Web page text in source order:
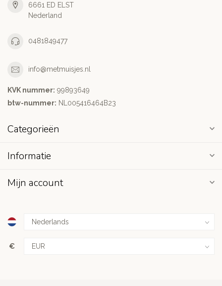
6661 ED ELST
Nederland
0481849477
info@metmuisjes.nl
KVK nummer: 99893649
btw-nummer: NL005416464B23
Categorieën
Informatie
Mijn account
€